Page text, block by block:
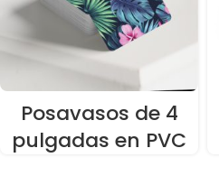
Posavasos de 4
pulgadas en PVC